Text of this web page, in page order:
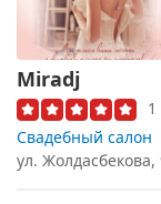
Miradj
1
Свадебный салон
ул.